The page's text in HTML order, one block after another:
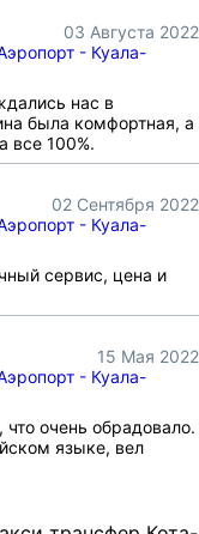
03 Августа 2022
- Куала-
нас в
была комфортная, а
все 100%.
02 Сентября 2022
- Куала-
сервис, цена и
15 Мая 2022
- Куала-
очень обрадовало.
языке, вел